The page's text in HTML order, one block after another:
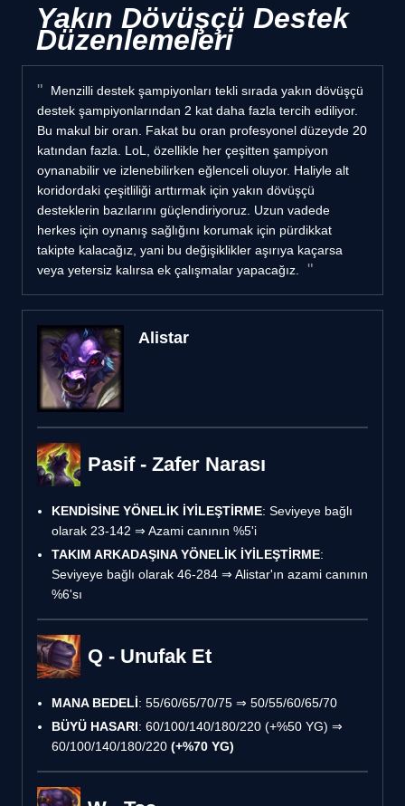
Yakın Dövüşçü Destek
Düzenlemeleri
Menzilli destek şampiyonları tekli sırada yakın dövüşçü
destek şampiyonlarından 2 kat daha fazla tercih ediliyor.
Bu makul bir oran. Fakat bu oran profesyonel düzeyde 20
katından fazla. LoL, özellikle her çeşitten şampiyon
oynanabilir ve izlenebilirken eğlenceli oluyor. Haliyle alt
koridordaki çeşitliliği arttırmak için yakın dövüşçü
desteklerin bazılarını güçlendiriyoruz. Uzun vadede
herkes için oynanış sağlığını korumak için pürdikkat
takipte kalacağız, yani bu değişiklikler aşırıya kaçarsa
veya yetersiz kalırsa ek çalışmalar yapacağız.
Alistar
Pasif - Zafer Narası
KENDİSİNE YÖNELİK İYİLEŞTİRME: Seviyeye bağlı
olarak 23-142 ⇒ Azami canının %5'i
TAKIM ARKADAŞINA YÖNELİK İYİLEŞTİRME:
Seviyeye bağlı olarak 46-284 ⇒ Alistar'ın azami canının
%6'sı
Q - Unufak Et
MANA BEDELİ: 55/60/65/70/75 ⇒ 50/55/60/65/70
BÜYÜ HASARI: 60/100/140/180/220 (+%50 YG) ⇒
60/100/140/180/220 (+%70 YG)